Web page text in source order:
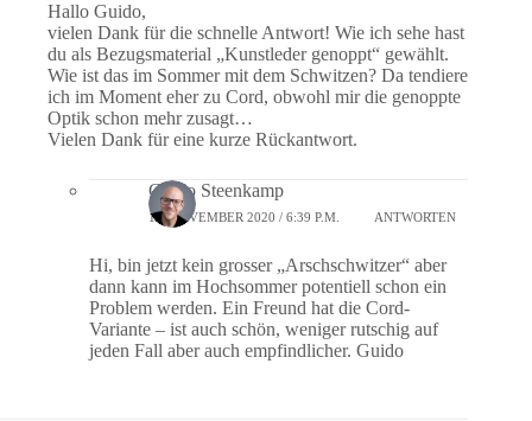
Hallo Guido,
vielen Dank für die schnelle Antwort! Wie ich sehe hast
du als Bezugsmaterial „Kunstleder genoppt“ gewählt.
Wie ist das im Sommer mit dem Schwitzen? Da tendiere
ich im Moment eher zu Cord, obwohl mir die genoppte
Optik schon mehr zusagt…
Vielen Dank für eine kurze Rückantwort.
Guido Steenkamp
17. NOVEMBER 2020 / 6:39 P.M. ANTWORTEN
Hi, bin jetzt kein grosser „Arschschwitzer“ aber
dann kann im Hochsommer potentiell schon ein
Problem werden. Ein Freund hat die Cord-
Variante – ist auch schön, weniger rutschig auf
jeden Fall aber auch empfindlicher. Guido